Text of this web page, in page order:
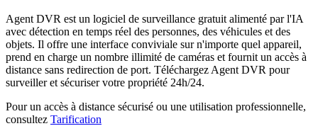
Agent DVR est un logiciel de surveillance gratuit alimenté par l'IA
avec détection en temps réel des personnes, des véhicules et des
objets. Il offre une interface conviviale sur n'importe quel appareil,
prend en charge un nombre illimité de caméras et fournit un accès à
distance sans redirection de port. Téléchargez Agent DVR pour
surveiller et sécuriser votre propriété 24h/24.
Pour un accès à distance sécurisé ou une utilisation professionnelle,
consultez Tarification